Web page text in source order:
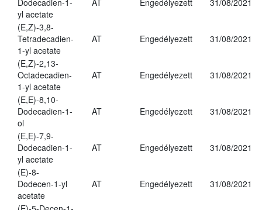
Dodecadien-1-
yl acetate
AT Engedélyezett 31/08/2021
(E,Z)-3,8-
Tetradecadien-
1-yl acetate
AT Engedélyezett 31/08/2021
(E,Z)-2,13-
Octadecadien-
1-yl acetate
AT Engedélyezett 31/08/2021
(E,E)-8,10-
Dodecadien-1-
ol
AT Engedélyezett 31/08/2021
(E,E)-7,9-
Dodecadien-1-
yl acetate
AT Engedélyezett 31/08/2021
(E)-8-
Dodecen-1-yl
acetate
AT Engedélyezett 31/08/2021